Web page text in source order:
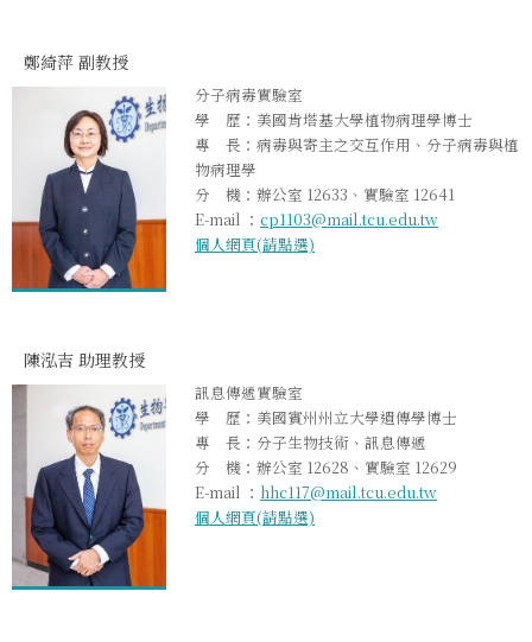
鄭綺萍 副教授
分子病毒實驗室
學 歷：美國肯塔基大學植物病理學博士
專 長：病毒與寄主之交互作用、分子病毒與植
物病理學
分 機：辦公室 12633、實驗室 12641
E-mail ： cp1103@mail.tcu.edu.tw
個人網頁(請點選)
陳泓吉 助理教授
訊息傳遞實驗室
學 歷：美國賓州州立大學遺傳學博士
專 長：分子生物技術、訊息傳遞
分 機：辦公室 12628、實驗室 12629
E-mail ： hhc117@mail.tcu.edu.tw
個人網頁(請點選)